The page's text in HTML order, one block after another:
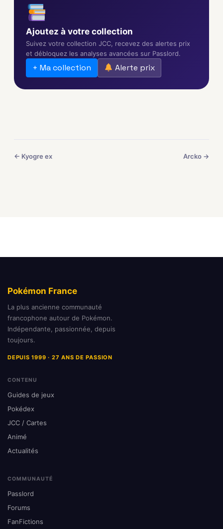
Ajoutez à votre collection
Suivez votre collection JCC, recevez des alertes prix
et débloquez les analyses avancées sur Passlord.
+ Ma collection Alerte prix
← Kyogre ex Arcko →
Pokémon France
La plus ancienne communauté
francophone autour de Pokémon.
Indépendante, passionnée, depuis
toujours.
DEPUIS 1999 · 27 ANS DE PASSION
CONTENU
Guides de jeux
Pokédex
JCC / Cartes
Animé
Actualités
COMMUNAUTÉ
Passlord
Forums
FanFictions